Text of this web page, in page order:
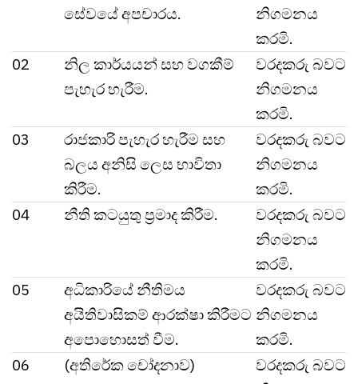
සේවයේ අපචාරය.
නිගමනය
කරමි.
02
නිල කාර්යයන් සහ වගකීම්
පැහැර හැරීම.
වරදකරු බවට
නිගමනය
කරමි.
03
රාජකාරි පැහැර හැරීම සහ
බලය අනිසි ලෙස භාවිතා
කිරීම.
වරදකරු බවට
නිගමනය
කරමි.
04
නීති කටයුතු ප්‍රමාද කිරීම.
වරදකරු බවට
නිගමනය
කරමි.
05
අධිකාරියේ නීතිමය
අයිතිවාසිකම් ආරක්ෂා කිරීමට
අපොහොසත් වීම.
වරදකරු බවට
නිගමනය
කරමි.
06
(අතිරේක චෝදනාව)
වරදකරු බවට